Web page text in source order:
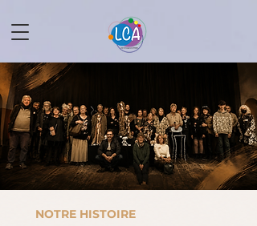
NOTRE HISTOIRE